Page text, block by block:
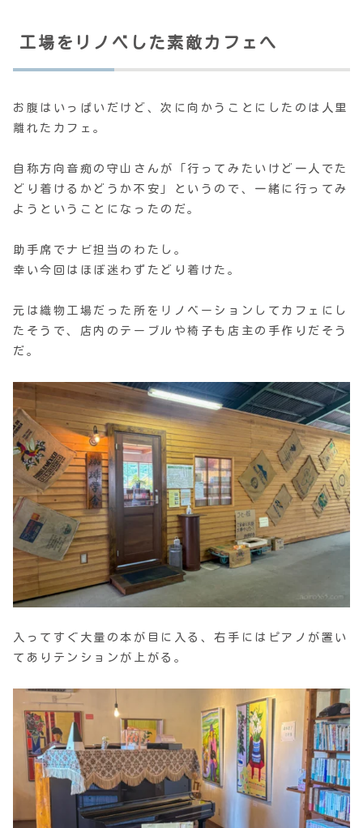
工場をリノベした素敵カフェへ
お腹はいっぱいだけど、次に向かうことにしたのは人里
離れたカフェ。
自称方向音痴の守山さんが「行ってみたいけど一人でた
どり着けるかどうか不安」というので、一緒に行ってみ
ようということになったのだ。
助手席でナビ担当のわたし。
幸い今回はほぼ迷わずたどり着けた。
元は織物工場だった所をリノベーションしてカフェにし
たそうで、店内のテーブルや椅子も店主の手作りだそう
だ。
入ってすぐ大量の本が目に入る、右手にはピアノが置い
てありテンションが上がる。